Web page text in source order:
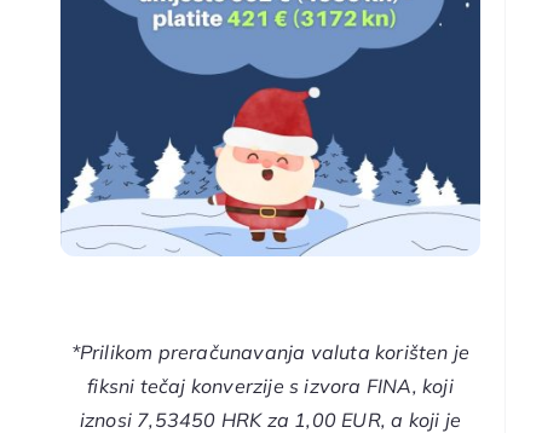
*Prilikom preračunavanja valuta korišten je
fiksni tečaj konverzije s izvora FINA, koji
iznosi 7,53450 HRK za 1,00 EUR, a koji je